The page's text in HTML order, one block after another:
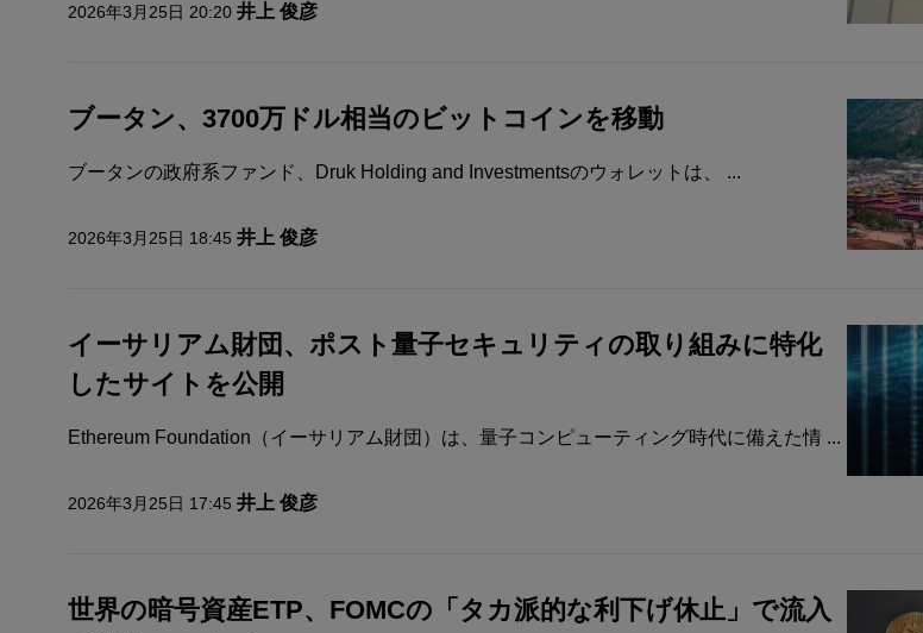
2026年3月25日 20:20 井上 俊彦
ブータン、3700万ドル相当のビットコインを移動
ブータンの政府系ファンド、Druk Holding and Investmentsのウォレットは、 ...
2026年3月25日 18:45 井上 俊彦
イーサリアム財団、ポスト量子セキュリティの取り組みに特化
したサイトを公開
Ethereum Foundation（イーサリアム財団）は、量子コンピューティング時代に備えた情 ...
2026年3月25日 17:45 井上 俊彦
世界の暗号資産ETP、FOMCの「タカ派的な利下げ休止」で流入